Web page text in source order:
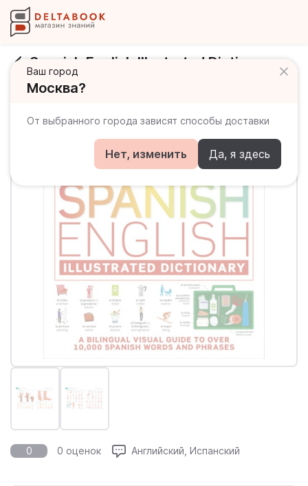
Ваш город
Москва?
От выбранного города зависят способы доставки
Нет, изменить Да, я здесь
Spanish English Illustrated Dictionary
0 0 оценок Английский, Испанский